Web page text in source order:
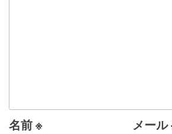
名前※ メール